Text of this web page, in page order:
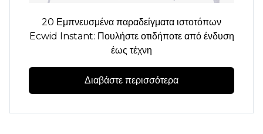
20 Εμπνευσμένα παραδείγματα ιστοτόπων
Ecwid Instant: Πουλήστε οτιδήποτε από ένδυση
έως τέχνη
Διαβάστε περισσότερα